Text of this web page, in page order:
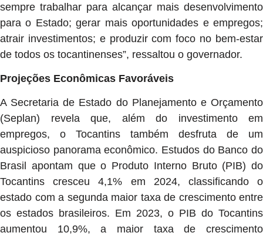
sempre trabalhar para alcançar mais desenvolvimento
para o Estado; gerar mais oportunidades e empregos;
atrair investimentos; e produzir com foco no bem-estar
de todos os tocantinenses”, ressaltou o governador.
Projeções Econômicas Favoráveis
A Secretaria de Estado do Planejamento e Orçamento
(Seplan) revela que, além do investimento em
empregos, o Tocantins também desfruta de um
auspicioso panorama econômico. Estudos do Banco do
Brasil apontam que o Produto Interno Bruto (PIB) do
Tocantins cresceu 4,1% em 2024, classificando o
estado com a segunda maior taxa de crescimento entre
os estados brasileiros. Em 2023, o PIB do Tocantins
aumentou 10,9%, a maior taxa de crescimento